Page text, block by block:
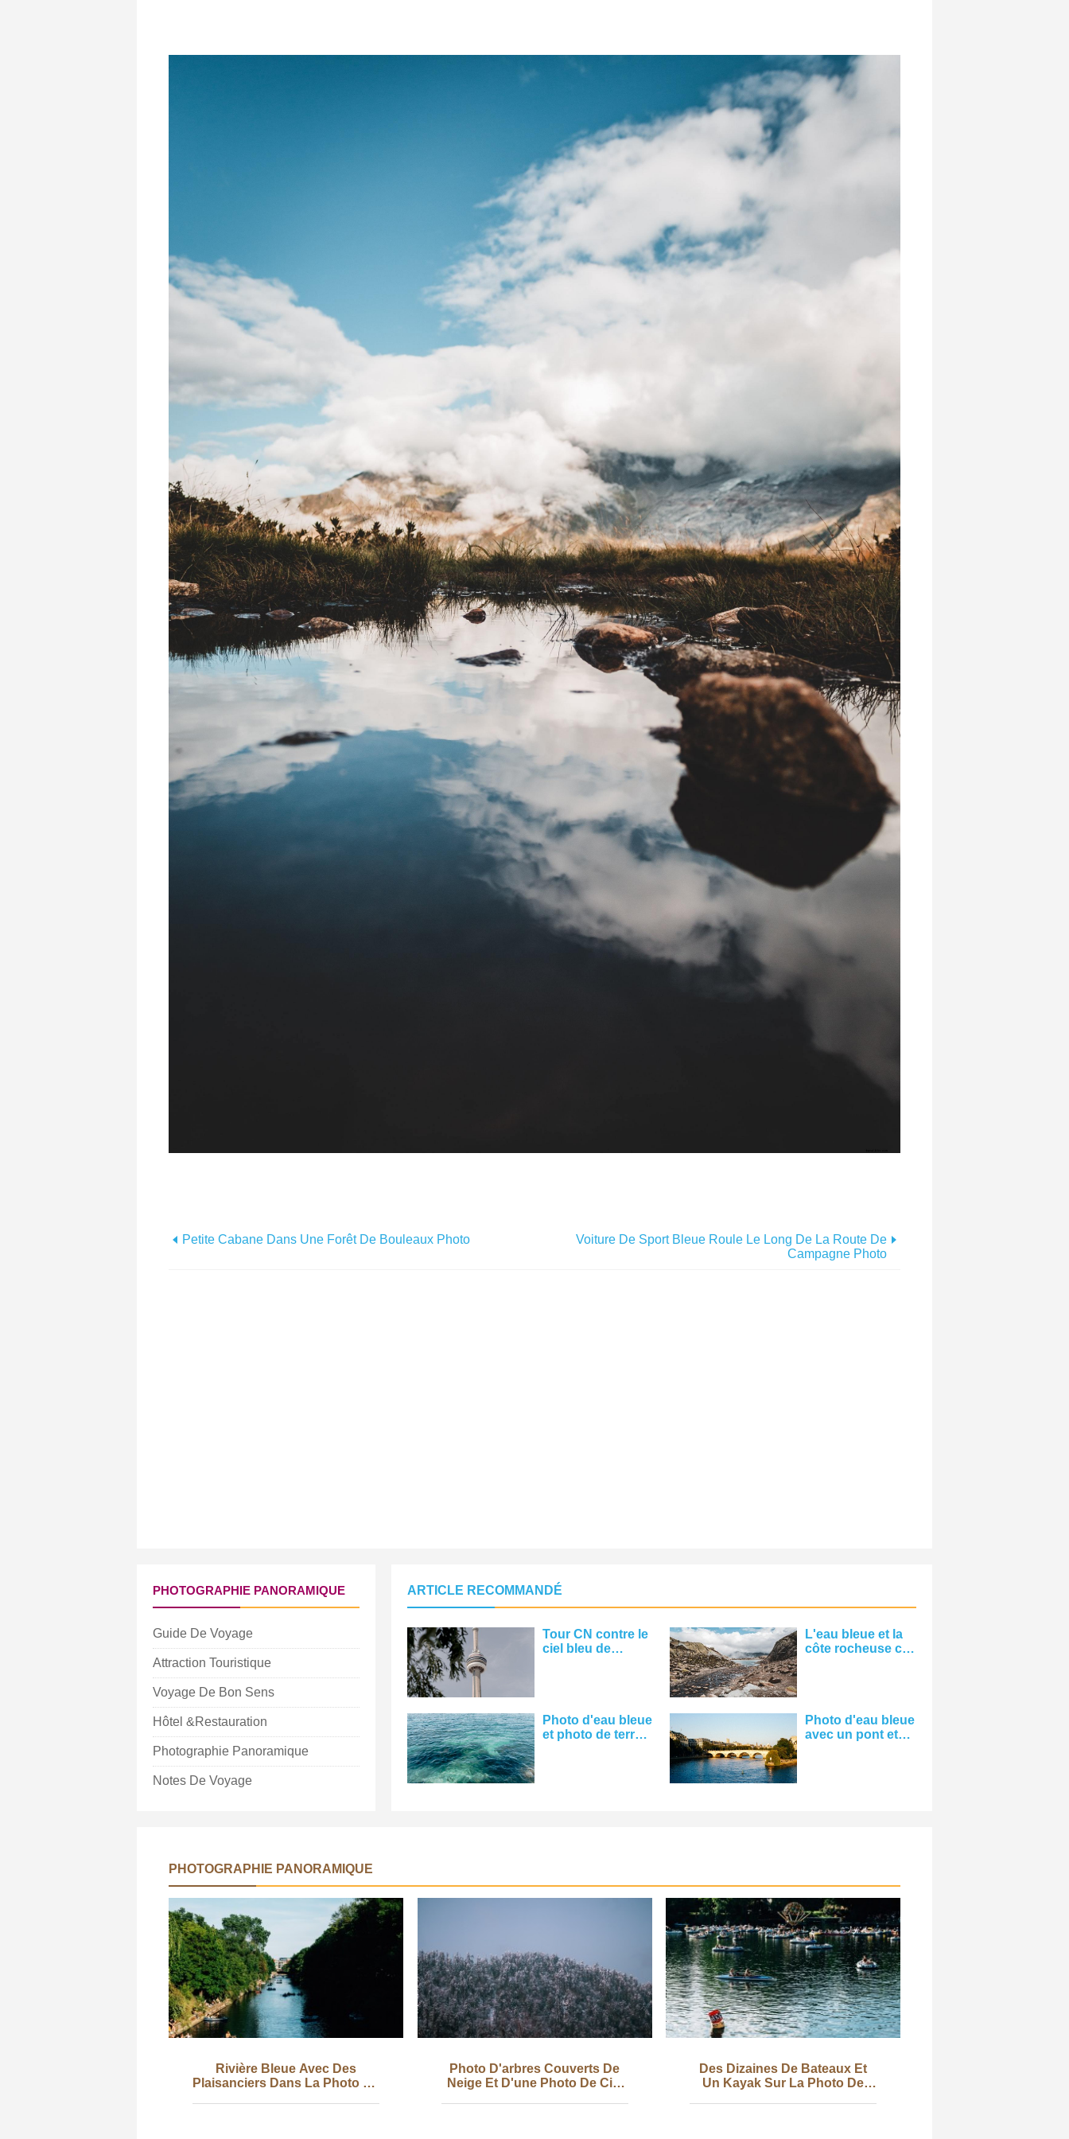
Petite Cabane Dans Une Forêt De Bouleaux Photo
Voiture De Sport Bleue Roule Le Long De La Route De
Campagne Photo
PHOTOGRAPHIE PANORAMIQUE
Guide De Voyage
Attraction Touristique
Voyage De Bon Sens
Hôtel &Restauration
Photographie Panoramique
Notes De Voyage
ARTICLE RECOMMANDÉ
Tour CN contre le
ciel bleu de
L'eau bleue et la
côte rocheuse ci-
Photo d'eau bleue
et photo de terre
Photo d'eau bleue
avec un pont et
PHOTOGRAPHIE PANORAMIQUE
Rivière Bleue Avec Des
Plaisanciers Dans La Photo De
Photo D'arbres Couverts De
Neige Et D'une Photo De Ciel
Des Dizaines De Bateaux Et
Un Kayak Sur La Photo De